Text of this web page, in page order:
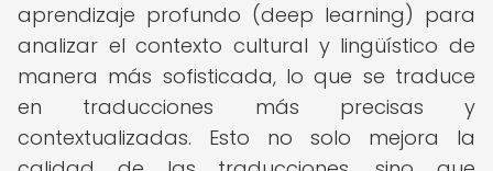
aprendizaje profundo (deep learning) para
analizar el contexto cultural y lingüístico de
manera más sofisticada, lo que se traduce
en traducciones más precisas y
contextualizadas. Esto no solo mejora la